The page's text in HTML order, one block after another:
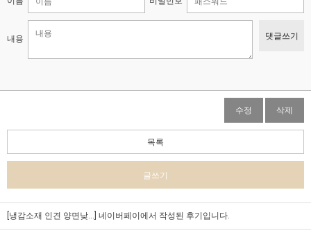
내용 댓글쓰기
수정 삭제
목록
글쓰기
[냉감소재 인견 양면낮...] 네이버페이에서 작성된 후기입니다.